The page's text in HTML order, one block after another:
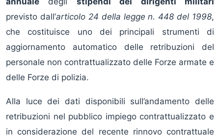
previsto dall’articolo 24 della legge n. 448 del 1998,
che costituisce uno dei principali strumenti di
aggiornamento automatico delle retribuzioni del
personale non contrattualizzato delle Forze armate e
delle Forze di polizia.
Alla luce dei dati disponibili sull’andamento delle
retribuzioni nel pubblico impiego contrattualizzato e
in considerazione del recente rinnovo contrattuale